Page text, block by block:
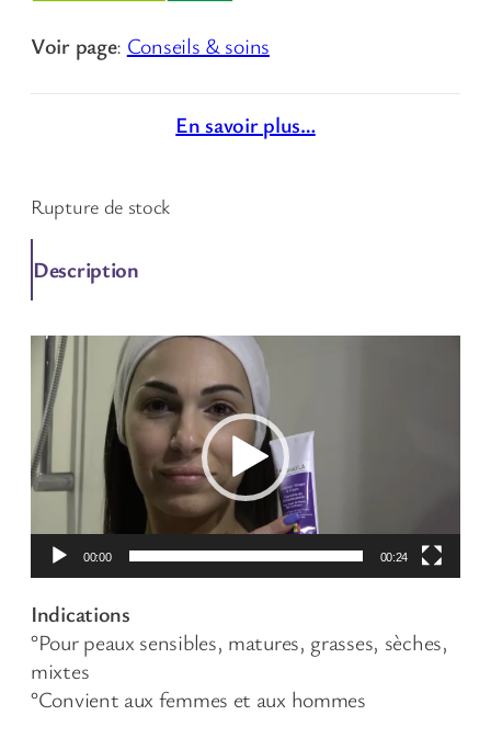
Voir page: Conseils & soins
En savoir plus…
Rupture de stock
Description
Lecteur
vidéo
00:00 00:24
Indications
°Pour peaux sensibles, matures, grasses, sèches,
mixtes
°Convient aux femmes et aux hommes